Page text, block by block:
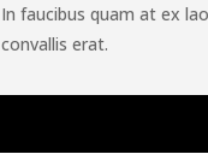
In faucibus quam at ex
convallis erat.